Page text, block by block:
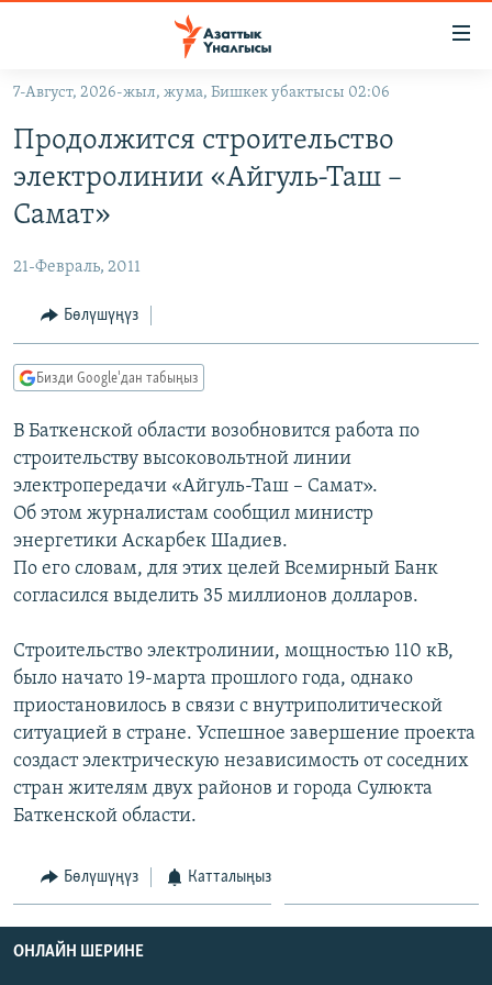
Навигацияга
өтүңүз
Издөөгө
салыңыз
КЫРГЫЗСТАН
КЫРГЫЗСТАН
ЭКОНОМИКА
МАДАНИЯТ
БОРБОР АЗИЯ
АТАЙЫН ИЛИКТӨӨ
ТВ ПРОГРАММАЛАР
ЭКСПЕРТТЕР ТАЛДАЙТ
БИЗ ЖАНА ДҮЙНӨ
ЭЖЕ-СИҢДИЛЕР
АЗАТТЫК+
ЫҢГАЙСЫЗ СУРООЛОР
ӨЗГӨЧӨ ПИКИР
Русский
ОНЛАЙН ШЕРИНЕ
ЭЕ/АРнун бардык сайттары
7-Август, 2026-жыл, жума, Бишкек убактысы 02:06
Продолжится строительство
электролинии «Айгуль-Таш –
Самат»
21-Февраль, 2011
Бөлүшүңүз
Бизди Google'дан табыңыз
В Баткенской области возобновится работа по
строительству высоковольтной линии
электропередачи «Айгуль-Таш – Самат».
Об этом журналистам сообщил министр
энергетики Аскарбек Шадиев.
По его словам, для этих целей Всемирный Банк
согласился выделить 35 миллионов долларов.
Строительство электролинии, мощностью 110 кВ,
было начато 19-марта прошлого года, однако
приостановилось в связи с внутриполитической
ситуацией в стране. Успешное завершение проекта
создаст электрическую независимость от соседних
стран жителям двух районов и города Сулюкта
Баткенской области.
Бөлүшүңүз Катталыңыз
ОНЛАЙН ШЕРИНЕ